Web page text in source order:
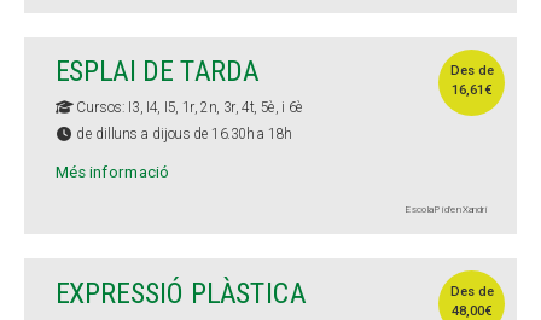
Des de
16,61€
ESPLAI DE TARDA
Cursos: I3, I4, I5, 1r, 2n, 3r, 4t, 5è, i 6è
de dilluns a dijous de 16.30h a 18h
Més informació
Escola Pi d'en Xandri
Des de
48,00€
EXPRESSIÓ PLÀSTICA